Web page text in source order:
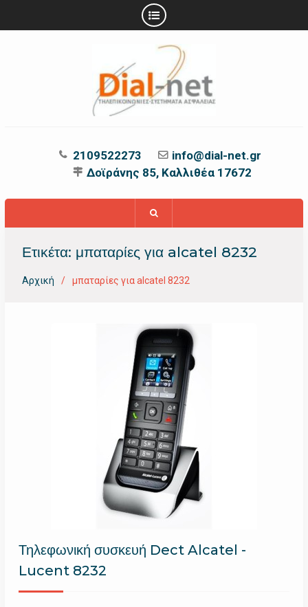
2109522273
info@dial-net.gr
Δοϊράνης 85, Καλλιθέα 17672
Ετικέτα: μπαταρίες για alcatel 8232
Αρχική μπαταρίες για alcatel 8232
Τηλεφωνική συσκευή Dect Alcatel -
Lucent 8232